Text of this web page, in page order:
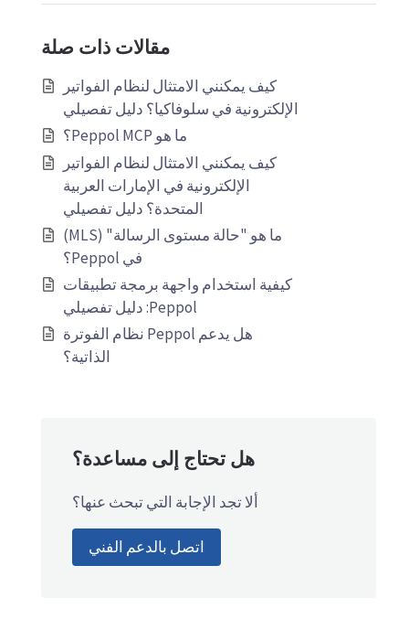
مقالات ذات صلة
كيف يمكنني الامتثال لنظام الفواتير
الإلكترونية في سلوفاكيا؟ دليل تفصيلي
ما هو Peppol MCP؟
كيف يمكنني الامتثال لنظام الفواتير
الإلكترونية في الإمارات العربية
المتحدة؟ دليل تفصيلي
ما هو "حالة مستوى الرسالة" (MLS)
في Peppol؟
كيفية استخدام واجهة برمجة تطبيقات
Peppol: دليل تفصيلي
هل يدعم Peppol نظام الفوترة
الذاتية؟
هل تحتاج إلى مساعدة؟
ألا تجد الإجابة التي تبحث عنها؟
اتصل بالدعم الفني